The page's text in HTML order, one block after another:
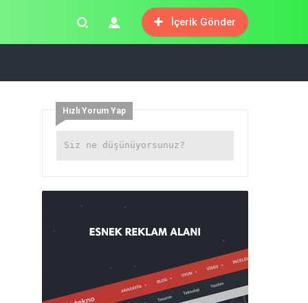
İçerik Gönder
Hızlı Yorum Yap